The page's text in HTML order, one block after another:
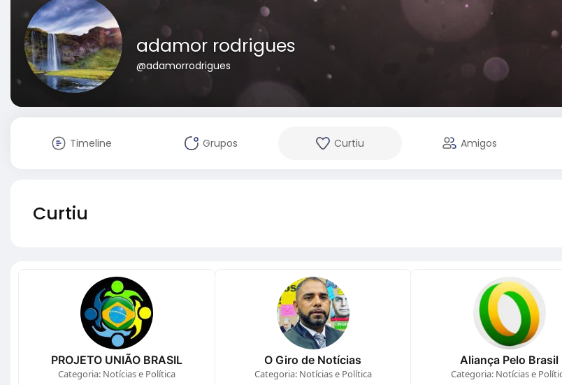
adamor rodrigues
@adamorrodrigues
Timeline Grupos Curtiu Amigos
Curtiu
PROJETO UNIÃO BRASIL
Categoria: Notícias e Política
O Giro de Notícias
Categoria: Notícias e Política
Aliança Pelo Brasil
Categoria: Notícias e